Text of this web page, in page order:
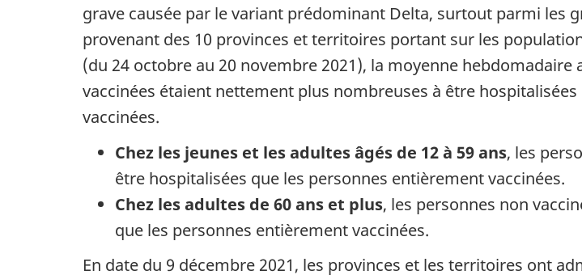
grave causée par le variant prédominant Delta, surtout parmi les
provenant des 10 provinces et territoires portant sur les
(du 24 octobre au 20 novembre 2021), la moyenne
vaccinées étaient nettement plus nombreuses à être
vaccinées.
Chez les jeunes et les adultes âgés de 12 à 59 ans, les
être hospitalisées que les personnes entièrement vaccinées.
Chez les adultes de 60 ans et plus, les personnes non
que les personnes entièrement vaccinées.
En date du 9 décembre 2021, les provinces et les territoires ont